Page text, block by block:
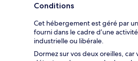
Conditions
Cet hébergement est géré par
fourni dans le cadre d’une
industrielle ou libérale.
Dormez sur vos deux oreilles, car